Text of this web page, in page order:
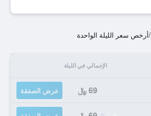
/أرخص سعر الليلة الواحدة
الإجمالي في الليلة
69 ﷼ عرض الصفقة